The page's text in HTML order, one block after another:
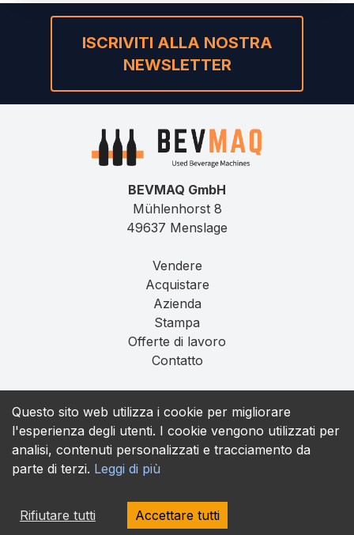
Questo sito web utilizza i cookie per migliorare
l'esperienza degli utenti. I cookie vengono utilizzati per
analisi, contenuti personalizzati e tracciamento da
parte di terzi. Leggi di più
Rifiutare tutti Accettare tutti
ISCRIVITI ALLA NOSTRA
NEWSLETTER
BEVMAQ GmbH
Mühlenhorst 8
49637 Menslage
Vendere
Acquistare
Azienda
Stampa
Offerte di lavoro
Contatto
Privacy
T&C
contact@bevmaq.com